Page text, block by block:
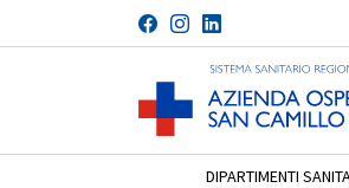
Salta al contenuto
DIPARTIMENTI